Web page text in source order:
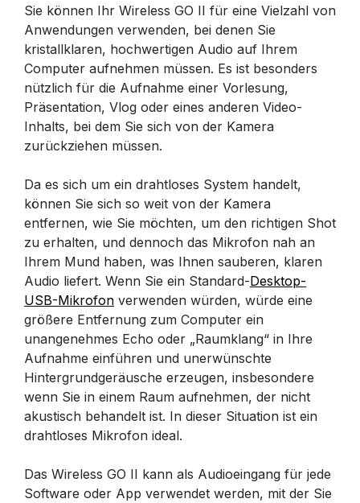
Sie können Ihr Wireless GO II für eine Vielzahl von
Anwendungen verwenden, bei denen Sie
kristallklaren, hochwertigen Audio auf Ihrem
Computer aufnehmen müssen. Es ist besonders
nützlich für die Aufnahme einer Vorlesung,
Präsentation, Vlog oder eines anderen Video-
Inhalts, bei dem Sie sich von der Kamera
zurückziehen müssen.
Da es sich um ein drahtloses System handelt,
können Sie sich so weit von der Kamera
entfernen, wie Sie möchten, um den richtigen Shot
zu erhalten, und dennoch das Mikrofon nah an
Ihrem Mund haben, was Ihnen sauberen, klaren
Audio liefert. Wenn Sie ein Standard-Desktop-
USB-Mikrofon verwenden würden, würde eine
größere Entfernung zum Computer ein
unangenehmes Echo oder „Raumklang“ in Ihre
Aufnahme einführen und unerwünschte
Hintergrundgeräusche erzeugen, insbesondere
wenn Sie in einem Raum aufnehmen, der nicht
akustisch behandelt ist. In dieser Situation ist ein
drahtloses Mikrofon ideal.
Das Wireless GO II kann als Audioeingang für jede
Software oder App verwendet werden, mit der Sie